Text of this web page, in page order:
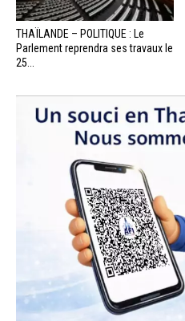
THAÏLANDE – POLITIQUE : Le
Parlement reprendra ses travaux le
25...